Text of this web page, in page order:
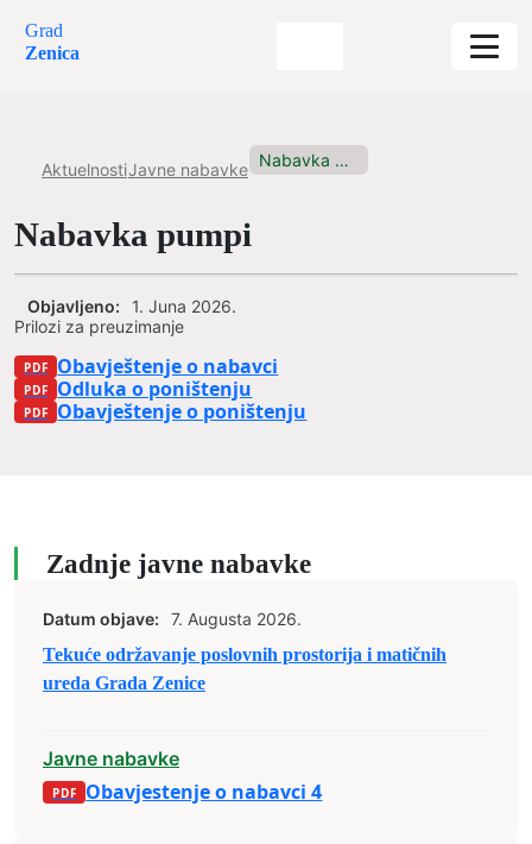
Grad
Zenica
AktuelnostiJavne nabavke Nabavka pumpi
Nabavka pumpi
Prilozi za preuzimanje
Obavještenje o nabavci
Odluka o poništenju
Obavještenje o poništenju
Objavljeno: 1. Juna 2026.
Zadnje javne nabavke
Datum objave:
7. Augusta 2026.
Tekuće održavanje poslovnih prostorija i matičnih
ureda Grada Zenice
Javne nabavke
Obavjestenje o nabavci 4